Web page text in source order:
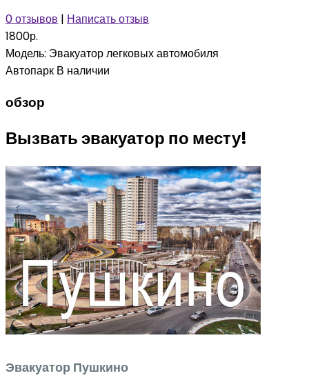
0 отзывов | Написать отзыв
1800р.
Модель: Эвакуатор легковых автомобиля
Автопарк В наличии
обзор
Вызвать эвакуатор по месту!
Эвакуатор Пушкино